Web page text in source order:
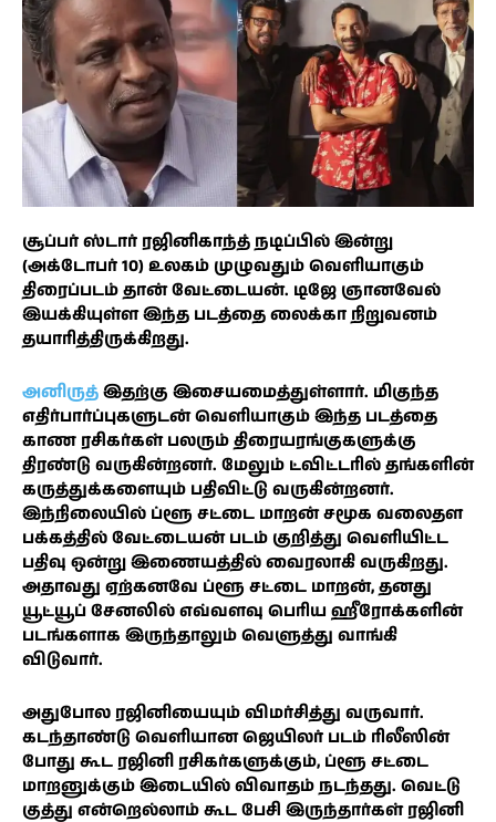
சூப்பர் ஸ்டார் ரஜினிகாந்த் நடிப்பில் இன்று
(அக்டோபர் 10) உலகம் முழுவதும் வெளியாகும்
திரைப்படம் தான் வேட்டையன். டிஜே ஞானவேல்
இயக்கியுள்ள இந்த படத்தை லைக்கா நிறுவனம்
தயாரித்திருக்கிறது.
அனிருத்இதற்கு இசையமைத்துள்ளார். மிகுந்த
எதிர்பார்ப்புகளுடன் வெளியாகும் இந்த படத்தை
காண ரசிகர்கள் பலரும் திரையரங்குகளுக்கு
திரண்டு வருகின்றனர். மேலும் ட்விட்டரில் தங்களின்
கருத்துக்களையும் பதிவிட்டு வருகின்றனர்.
இந்நிலையில் ப்ளூ சட்டை மாறன் சமூக வலைதள
பக்கத்தில் வேட்டையன் படம் குறித்து வெளியிட்ட
பதிவு ஒன்று இணையத்தில் வைரலாகி வருகிறது.
அதாவது ஏற்கனவே ப்ளூ சட்டை மாறன், தனது
யூட்யூப் சேனலில் எவ்வளவு பெரிய ஹீரோக்களின்
படங்களாக இருந்தாலும் வெளுத்து வாங்கி
விடுவார்.
அதுபோல ரஜினியையும் விமர்சித்து வருவார்.
கடந்தாண்டு வெளியான ஜெயிலர் படம் ரிலீஸின்
போது கூட ரஜினி ரசிகர்களுக்கும், ப்ளூ சட்டை
மாறனுக்கும் இடையில் விவாதம் நடந்தது. வெட்டு
குத்து என்றெல்லாம் கூட பேசி இருந்தார்கள் ரஜினி